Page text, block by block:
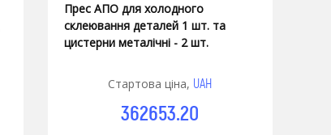
Прес АПО для холодного
склеювання деталей 1 шт. та
цистерни металічні - 2 шт.
Стартова ціна, UAH
362653.20